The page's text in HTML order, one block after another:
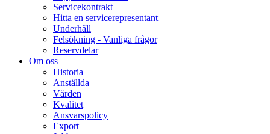
Servicekontrakt
Hitta en servicerepresentant
Underhåll
Felsökning - Vanliga frågor
Reservdelar
Om oss
Historia
Anställda
Värden
Kvalitet
Ansvarspolicy
Export